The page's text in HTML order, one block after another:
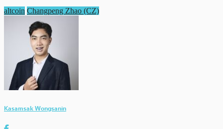
altcoin Changpeng Zhao (CZ)
Kasamsak Wongsanin